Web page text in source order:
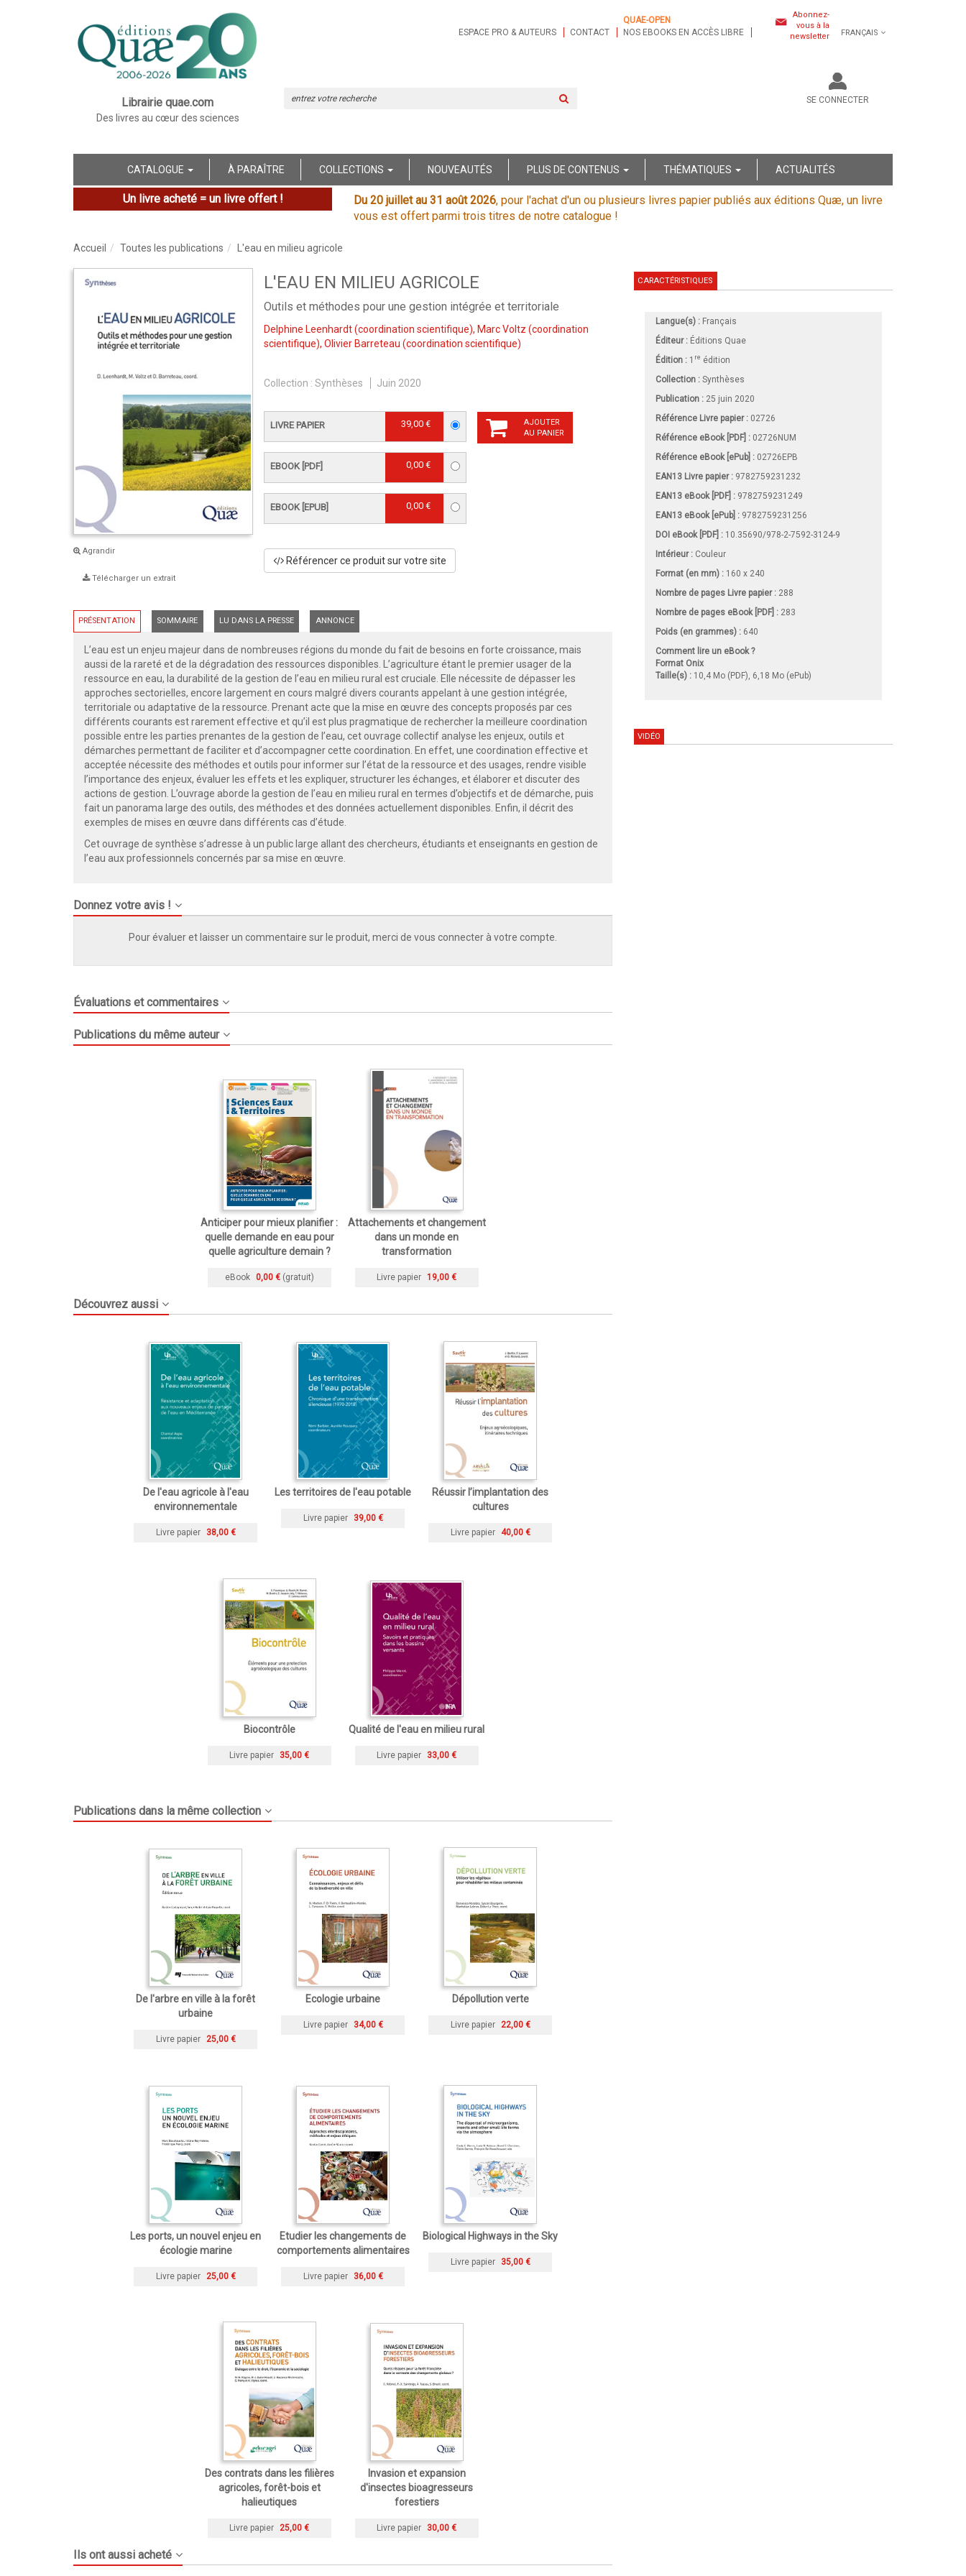
Librairie quae.com
Des livres au cœur des sciences
ESPACE PRO & AUTEURS CONTACT
QUAE-OPEN
NOS EBOOKS EN ACCÈS LIBRE
Abonnez-
vous à la
newsletter
FRANÇAIS
SE CONNECTER
CATALOGUE À PARAÎTRE COLLECTIONS NOUVEAUTÉS PLUS DE CONTENUS THÉMATIQUES ACTUALITÉS
Un livre acheté = un livre offert ! Du 20 juillet au 31 août 2026, pour l'achat d'un ou plusieurs livres papier publiés aux éditions Quæ, un livre
vous est offert parmi trois titres de notre catalogue !
Accueil Toutes les publications L'eau en milieu agricole
Agrandir
Télécharger un extrait
L'EAU EN MILIEU AGRICOLE
Outils et méthodes pour une gestion intégrée et territoriale
Delphine Leenhardt(coordination scientifique), Marc Voltz (coordination
scientifique), Olivier Barreteau (coordination scientifique)
Collection : Synthèses Juin 2020
LIVRE PAPIER 39,00 €
EBOOK [PDF] 0,00 €
EBOOK [EPUB] 0,00 €
AJOUTER
AU PANIER
Référencer ce produit sur votre site
PRÉSENTATION SOMMAIRE LU DANS LA PRESSE ANNONCE
L’eau est un enjeu majeur dans de nombreuses régions du monde du fait de besoins en forte croissance, mais
aussi de la rareté et de la dégradation des ressources disponibles. L’agriculture étant le premier usager de la
ressource en eau, la durabilité de la gestion de l’eau en milieu rural est cruciale. Elle nécessite de dépasser les
approches sectorielles, encore largement en cours malgré divers courants appelant à une gestion intégrée,
territoriale ou adaptative de la ressource. Prenant acte que la mise en œuvre des concepts proposés par ces
différents courants est rarement effective et qu’il est plus pragmatique de rechercher la meilleure coordination
possible entre les parties prenantes de la gestion de l’eau, cet ouvrage collectif analyse les enjeux, outils et
démarches permettant de faciliter et d’accompagner cette coordination. En effet, une coordination effective et
acceptée nécessite des méthodes et outils pour informer sur l’état de la ressource et des usages, rendre visible
l’importance des enjeux, évaluer les effets et les expliquer, structurer les échanges, et élaborer et discuter des
actions de gestion. L’ouvrage aborde la gestion de l’eau en milieu rural en termes d’objectifs et de démarche, puis
fait un panorama large des outils, des méthodes et des données actuellement disponibles. Enfin, il décrit des
exemples de mises en œuvre dans différents cas d’étude.
Cet ouvrage de synthèse s’adresse à un public large allant des chercheurs, étudiants et enseignants en gestion de
l’eau aux professionnels concernés par sa mise en œuvre.
Donnez votre avis !
Pour évaluer et laisser un commentaire sur le produit, merci de vous connecter à votre compte.
Évaluations et commentaires
Publications du même auteur
Anticiper pour mieux planifier :
quelle demande en eau pour
quelle agriculture demain ?
eBook 0,00 € (gratuit)
Attachements et changement
dans un monde en
transformation
Livre papier 19,00 €
Découvrez aussi
De l'eau agricole à l'eau
environnementale
Livre papier 38,00 €
Les territoires de l'eau potable
Livre papier 39,00 €
Réussir l’implantation des
cultures
Livre papier 40,00 €
Biocontrôle
Livre papier 35,00 €
Qualité de l'eau en milieu rural
Livre papier 33,00 €
Publications dans la même collection
De l'arbre en ville à la forêt
urbaine
Livre papier 25,00 €
Ecologie urbaine
Livre papier 34,00 €
Dépollution verte
Livre papier 22,00 €
Les ports, un nouvel enjeu en
écologie marine
Livre papier 25,00 €
Etudier les changements de
comportements alimentaires
Livre papier 36,00 €
Biological Highways in the Sky
Livre papier 35,00 €
Des contrats dans les filières
agricoles, forêt-bois et
halieutiques
Livre papier 25,00 €
Invasion et expansion
d'insectes bioagresseurs
forestiers
Livre papier 30,00 €
Ils ont aussi acheté
CARACTÉRISTIQUES
Langue(s) : Français
Éditeur : Éditions Quae
Édition : 1 re édition
Collection : Synthèses
Publication : 25 juin 2020
Référence Livre papier : 02726
Référence eBook [PDF] : 02726NUM
Référence eBook [ePub] : 02726EPB
EAN13 Livre papier : 9782759231232
EAN13 eBook [PDF] : 9782759231249
EAN13 eBook [ePub] : 9782759231256
DOI eBook [PDF] : 10.35690/978-2-7592-3124-9
Intérieur : Couleur
Format (en mm) : 160 x 240
Nombre de pages Livre papier: 288
Nombre de pages eBook [PDF] : 283
Poids (en grammes) : 640
Comment lire un eBook ?
Format Onix
Taille(s) : 10,4 Mo (PDF), 6,18 Mo (ePub)
VIDÉO